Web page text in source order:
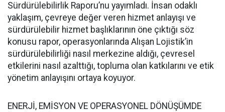
Sürdürülebilirlik Raporu’nu yayımladı. İnsan odaklı
yaklaşım, çevreye değer veren hizmet anlayışı ve
sürdürülebilir hizmet başlıklarının öne çıktığı söz
konusu rapor, operasyonlarında Alışan Lojistik’in
sürdürülebilirliği nasıl merkezine aldığı, çevresel
etkilerini nasıl azalttığı, topluma olan katkılarını ve etik
yönetim anlayışını ortaya koyuyor.
ENERJİ, EMİSYON VE OPERASYONEL DÖNÜŞÜMDE